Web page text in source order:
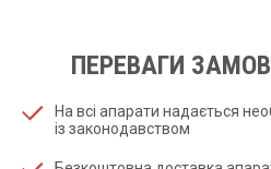
ПЕРЕВАГИ
На всі апарати надається
із законодавством